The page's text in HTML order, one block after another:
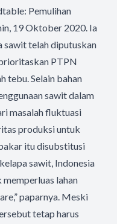
Pemulihan
19 Oktober 2020. Ia
sawit telah diputuskan
PTPN
tebu. Selain bahan
sawit dalam
masalah fluktuasi
produksi untuk
itu disubstitusi
sawit, Indonesia
lahan
paparnya. Meski
tetap harus